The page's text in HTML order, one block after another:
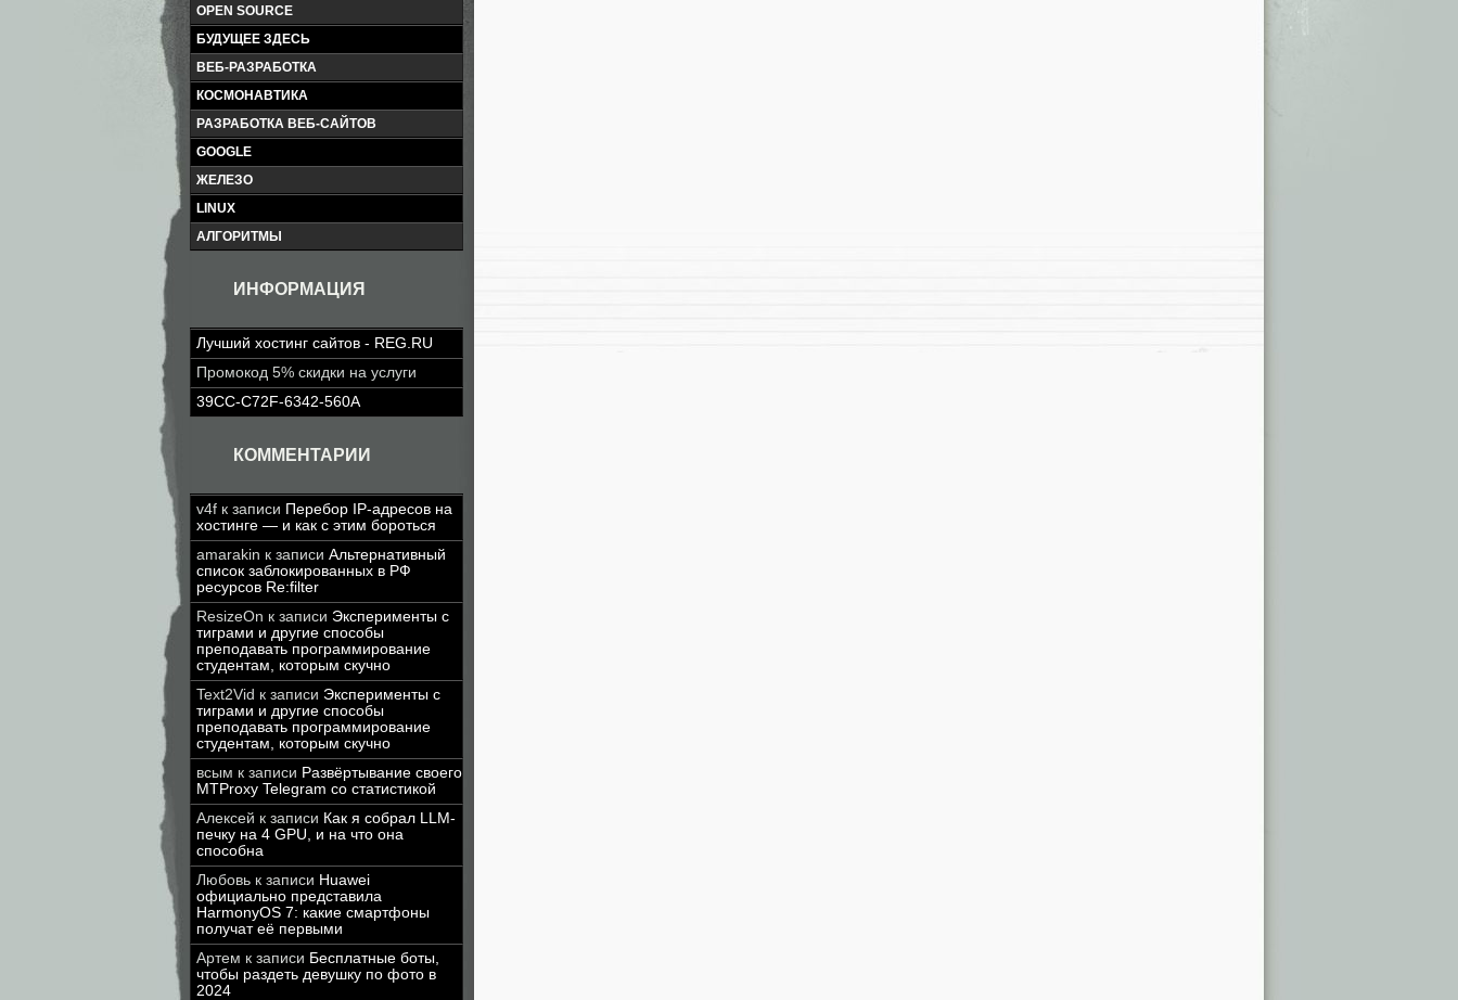
OPEN SOURCE
БУДУЩЕЕ ЗДЕСЬ
ВЕБ-РАЗРАБОТКА
КОСМОНАВТИКА
РАЗРАБОТКА ВЕБ-САЙТОВ
GOOGLE
ЖЕЛЕЗО
LINUX
АЛГОРИТМЫ
ИНФОРМАЦИЯ
Лучший хостинг сайтов - REG.RU
Промокод 5% скидки на услуги
39CC-C72F-6342-560A
КОММЕНТАРИИ
v4f к записи Перебор IP-адресов на
хостинге — и как с этим бороться
amarakin к записи Альтернативный
список заблокированных в РФ
ресурсов Re:filter
ResizeOn к записи Эксперименты с
тиграми и другие способы
преподавать программирование
студентам, которым скучно
Text2Vid к записи Эксперименты с
тиграми и другие способы
преподавать программирование
студентам, которым скучно
всым к записи Развёртывание своего
MTProxy Telegram со статистикой
Алексей к записи Как я собрал LLM-
печку на 4 GPU, и на что она
способна
Любовь к записи Huawei
официально представила
HarmonyOS 7: какие смартфоны
получат её первыми
Артем к записи Бесплатные боты,
чтобы раздеть девушку по фото в
2024